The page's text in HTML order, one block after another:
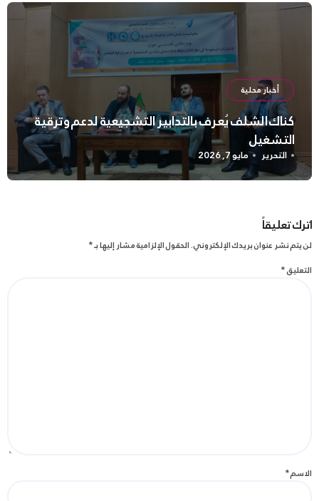
أخبار محلية
كناك الشلف يُعرف بالتدابير التشجيعية لدعم وترقية
التشغيل
التحرير مايو 7, 2026
اترك تعليقاً
لن يتم نشر عنوان بريدك الإلكتروني.الحقول الإلزامية مشار إليها بـ*
التعليق*
الاسم*